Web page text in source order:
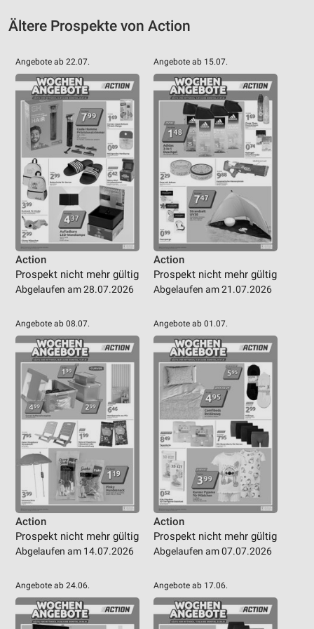
Ältere Prospekte von Action
Angebote ab 22.07.
Action
Prospekt nicht mehr gültig
Abgelaufen am 28.07.2026
Angebote ab 15.07.
Action
Prospekt nicht mehr gültig
Abgelaufen am 21.07.2026
Angebote ab 08.07.
Action
Prospekt nicht mehr gültig
Abgelaufen am 14.07.2026
Angebote ab 01.07.
Action
Prospekt nicht mehr gültig
Abgelaufen am 07.07.2026
Angebote ab 24.06. Angebote ab 17.06.
IAB-Besonderheiten:
Verwendung genauer Standortdaten
Geräte anhand von aktiv angeforderten
Informationen identifizieren
Nicht-IAB-Verarbeitungszwecke:
Notwendig
Performance
Funktional
Werbung